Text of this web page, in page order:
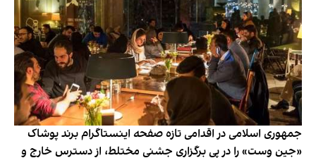
جمهوری اسلامی در اقدامی تازه صفحه اینستاگرام برند پوشاک
«جین وست» را در پی برگزاری جشنی مختلط، از دسترس خارج و